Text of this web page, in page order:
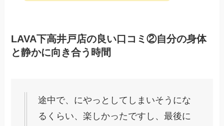
LAVA下高井戸店の良い口コミ②自分の身体
と静かに向き合う時間
途中で、にやっとしてしまいそうにな
るくらい、楽しかったですし、最後に